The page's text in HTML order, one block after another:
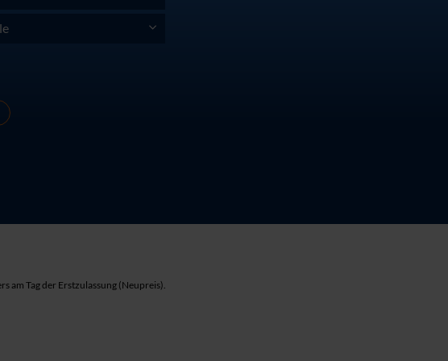
am Tag der Erstzulassung (Neupreis).